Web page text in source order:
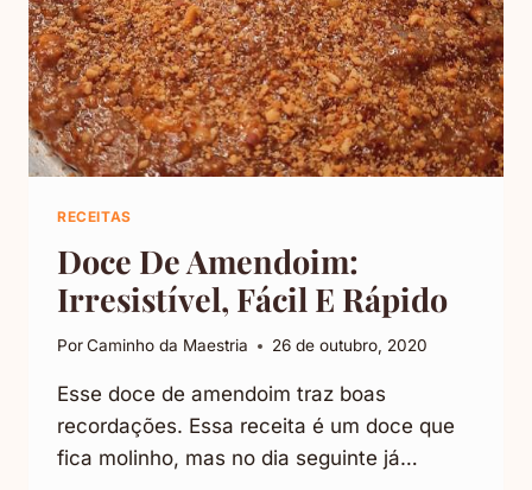
RECEITAS
Doce De Amendoim:
Irresistível, Fácil E Rápido
PorCaminho da Maestria 26 de outubro, 2020
Esse doce de amendoim traz boas
recordações. Essa receita é um doce que
fica molinho, mas no dia seguinte já…